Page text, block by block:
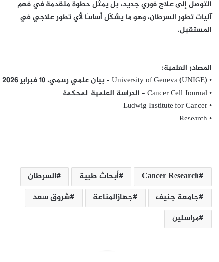
التوصل إلى علاج فوري جديد، بل يمثل خطوة متقدمة في فهم
آليات تطور السرطان، وهو ما يشكّل أساسًا لأي تطور علاجي في
المستقبل.
المصادر العلمية:
• University of Geneva (UNIGE) – بيان علمي رسمي، 10 فبراير 2026
• Cancer Cell Journal – الدراسة العلمية المحكمة
• Ludwig Institute for Cancer
• Research
Cancer Research أبحاث طبية
السرطان
جامعة جنيف
جهازالمناعة
شروق سعد
مراسلين